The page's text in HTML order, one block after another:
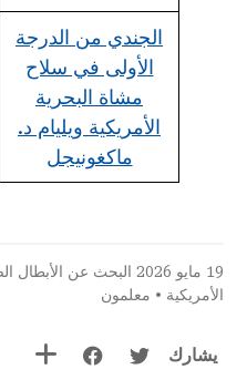
الجندي من الدرجة
الأولى في سلاح
مشاة البحرية
الأمريكية ويليام د.
ماكغونيجل
19 مايو 2026 البحث عن الأبطال
الأمريكية • معلمون
يشارك